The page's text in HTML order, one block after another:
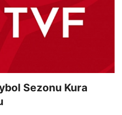
Sezonu Kura